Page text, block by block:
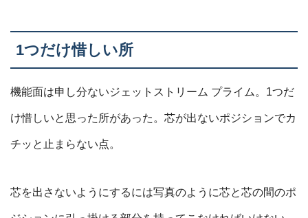
1つだけ惜しい所
機能面は申し分ないジェットストリーム プライム。1つだ
け惜しいと思った所があった。芯が出ないポジションでカ
チッと止まらない点。
芯を出さないようにするには写真のように芯と芯の間のポ